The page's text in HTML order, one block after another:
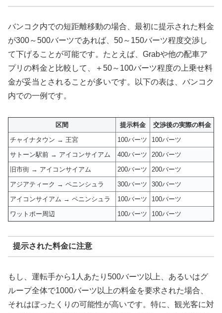
バンコク内での短距離移動の場合、最初に提示された料金
が300～500バーツであれば、50～150バーツ程度交渉し
て下げることが可能です。たとえば、Grabや他の配車ア
プリの料金と比較して、＋50～100バーツ程度の上乗せ料
金が妥当とされることが多いです。以下の表は、バンコク
内での一例です。
区間 提示料金
交渉後の実際の料金
チャイナタウン → 王宮
100バーツ
100バーツ
サトーン駅前 → アイコンサイアム
400バーツ
200バーツ
旧市街 → アイコンサイアム
200バーツ
200バーツ
アジアティーク → ペニンシュラ
300バーツ
300バーツ
アイコンサイアム → ペニンシュラ
100バーツ
100バーツ
ワットポー周辺
100バーツ 100バーツ
提示された料金に注意
もし、運転手から1人あたり500バーツ以上、あるいはグ
ループ全体で1000バーツ以上の料金を要求された場合、
それはぼったくりの可能性が高いです。特に、観光客に対